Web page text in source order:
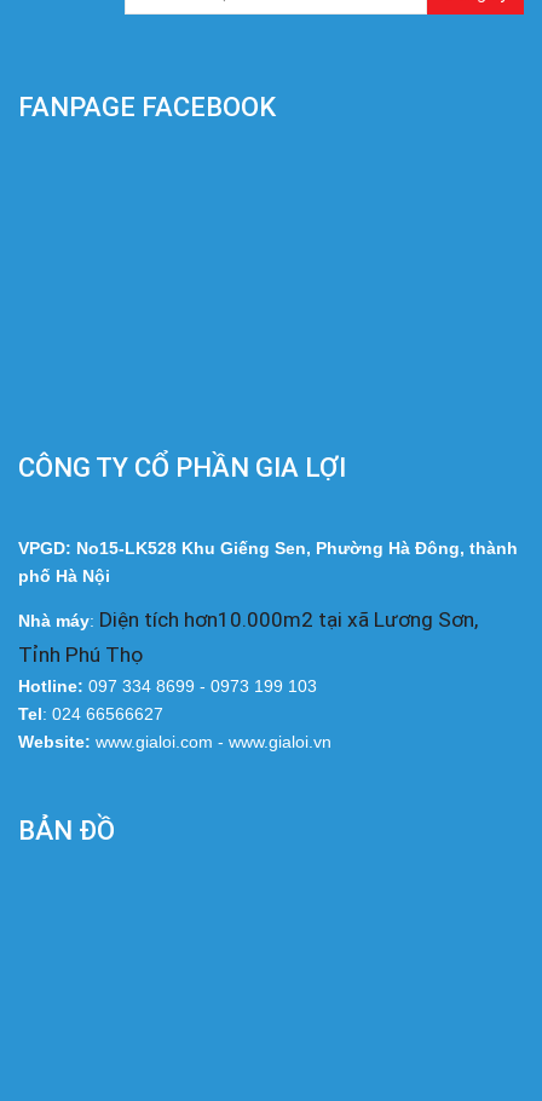
FANPAGE FACEBOOK
CÔNG TY CỔ PHẦN GIA LỢI
VPGD: No15-LK528 Khu Giếng Sen, Phường Hà Đông, thành
phố Hà Nội
Nhà máy: Diện tích hơn10.000m2 tại xã Lương Sơn,
Tỉnh Phú Thọ
Hotline: 097 334 8699 - 0973 199 103
Tel: 024 66566627
Website: www.gialoi.com - www.gialoi.vn
BẢN ĐỒ